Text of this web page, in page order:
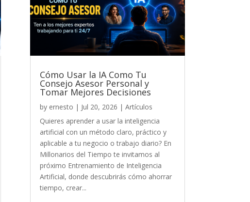
Cómo Usar la IA Como Tu
Consejo Asesor Personal y
Tomar Mejores Decisiones
by ernesto | Jul 20, 2026 | Artículos
Quieres aprender a usar la inteligencia
artificial con un método claro, práctico y
aplicable a tu negocio o trabajo diario? En
Millonarios del Tiempo te invitamos al
próximo Entrenamiento de Inteligencia
Artificial, donde descubrirás cómo ahorrar
tiempo, crear...